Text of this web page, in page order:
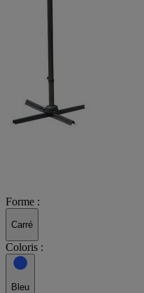
Forme :
Carré
Coloris :
Bleu